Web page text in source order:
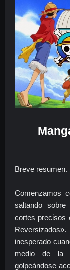
Breve resumen.
Comenzamos
saltando
cortes precisos
inesperado
medio de la
golpeándose